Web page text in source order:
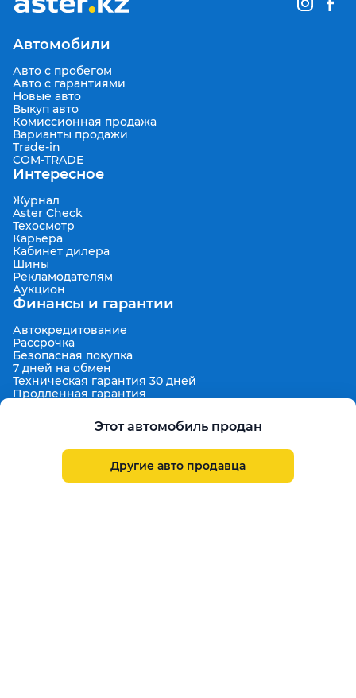
Этот автомобиль продан
Другие авто продавца
Автомобили
Авто с пробегом
Авто с гарантиями
Новые авто
Выкуп авто
Комиссионная продажа
Варианты продажи
Trade-in
COM-TRADE
Интересное
Журнал
Aster Check
Техосмотр
Карьера
Кабинет дилера
Шины
Рекламодателям
Аукцион
Финансы и гарантии
Автокредитование
Рассрочка
Безопасная покупка
7 дней на обмен
Техническая гарантия 30 дней
Продленная гарантия
Поддержка
Правила размещения объявлений
Пользовательское соглашение
Пользовательское соглашение Aster Аукцион